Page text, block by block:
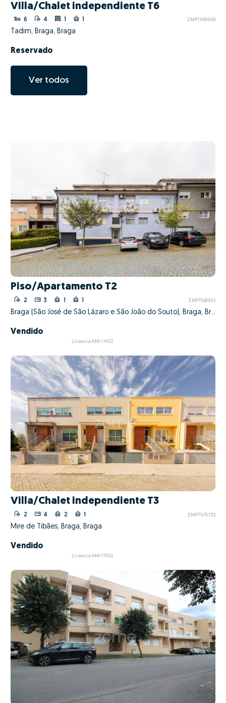
Villa/Chalet independiente T6
6 4 1 1 ZMPT580958
Tadim, Braga, Braga
Reservado
Ver todos
Piso/Apartamento T2
2 3 1 1 ZMPT581822
Braga (São José de São Lázaro e São João do Souto), Braga, Braga
Vendido
Licencia AMI 17432
Villa/Chalet independiente T3
2 4 2 1 ZMPT575733
Mire de Tibães, Braga, Braga
Vendido
Licencia AMI 17432